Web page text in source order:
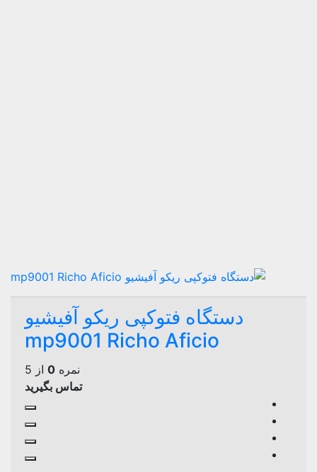
دستگاه فتوکپی ریکو آفیشیو
mp9001 Richo Aficio
نمره 0 از 5
تماس بگیرید